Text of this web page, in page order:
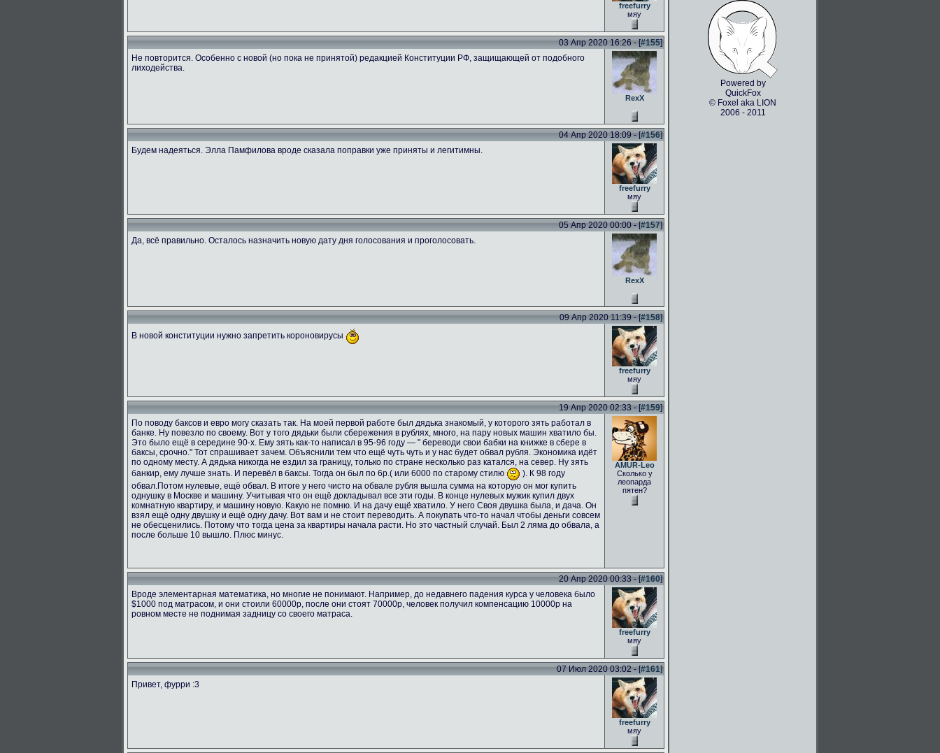
freefurry
мяу
03 Апр 2020 16:26 - [#155]
Не повторится. Особенно с новой (но пока не принятой) редакцией Конституции РФ, защищающей от подобного
лиходейства.
RexX
04 Апр 2020 18:09 - [#156]
Будем надеяться. Элла Памфилова вроде сказала поправки уже приняты и легитимны.
freefurry
мяу
05 Апр 2020 00:00 - [#157]
Да, всё правильно. Осталось назначить новую дату дня голосования и проголосовать.
RexX
09 Апр 2020 11:39 - [#158]
В новой конституции нужно запретить короновирусы
freefurry
мяу
19 Апр 2020 02:33 - [#159]
По поводу баксов и евро могу сказать так. На моей первой работе был дядька знакомый, у которого зять работал в
банке. Ну повезло по своему. Вот у того дядьки были сбережения в рублях, много, на пару новых машин хватило бы.
Это было ещё в середине 90-х. Ему зять как-то написал в 95-96 году — " береводи свои бабки на книжке в сбере в
баксы, срочно." Тот спрашивает зачем. Объяснили тем что ещё чуть чуть и у нас будет обвал рубля. Экономика идёт
по одному месту. А дядька никогда не ездил за границу, только по стране несколько раз катался, на север. Ну зять
банкир, ему лучше знать. И перевёл в баксы. Тогда он был по 6р.( или 6000 по старому стилю
). К 98 году
обвал.Потом нулевые, ещё обвал. В итоге у него чисто на обвале рубля вышла сумма на которую он мог купить
однушку в Москве и машину. Учитывая что он ещё докладывал все эти годы. В конце нулевых мужик купил двух
комнатную квартиру, и машину новую. Какую не помню. И на дачу ещё хватило. У него Своя двушка была, и дача. Он
взял ещё одну двушку и ещё одну дачу. Вот вам и не стоит переводить. А покупать что-то начал чтобы деньги совсем
не обесценились. Потому что тогда цена за квартиры начала расти. Но это частный случай. Был 2 ляма до обвала, а
после больше 10 вышло. Плюс минус.
AMUR-Leo
Сколько у
леопарда
пятен?
20 Апр 2020 00:33 - [#160]
Вроде элементарная математика, но многие не понимают. Например, до недавнего падения курса у человека было
$1000 под матрасом, и они стоили 60000р, после они стоят 70000р, человек получил компенсацию 10000р на
ровном месте не поднимая задницу со своего матраса.
freefurry
мяу
07 Июл 2020 03:02 - [#161]
Привет, фурри :3
freefurry
мяу
Powered by
QuickFox
© Foxel aka LION
2006 - 2011